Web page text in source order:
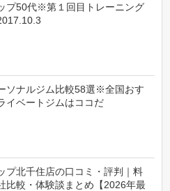
プ50代※第１回目トレーニング
ソナルジム比較58選※全国おす
イベートジムはココだ
プ北千住店の口コミ・評判｜料
比較・体験談まとめ【2026年最